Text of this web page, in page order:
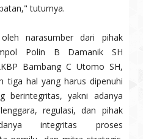
tuturnya.
narasumber dari pihak
Polin B Damanik SH
Bambang C Utomo SH,
tiga hal yang harus dipenuhi
berintegritas, yakni adanya
regulasi, dan pihak
integritas proses